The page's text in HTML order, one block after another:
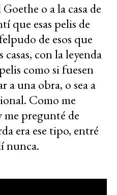
o a la casa de
que esas pelis de
de esos que
con la leyenda
como si fuesen
a una obra, o sea a
Como me
pregunté de
era ese tipo, entré
nunca.